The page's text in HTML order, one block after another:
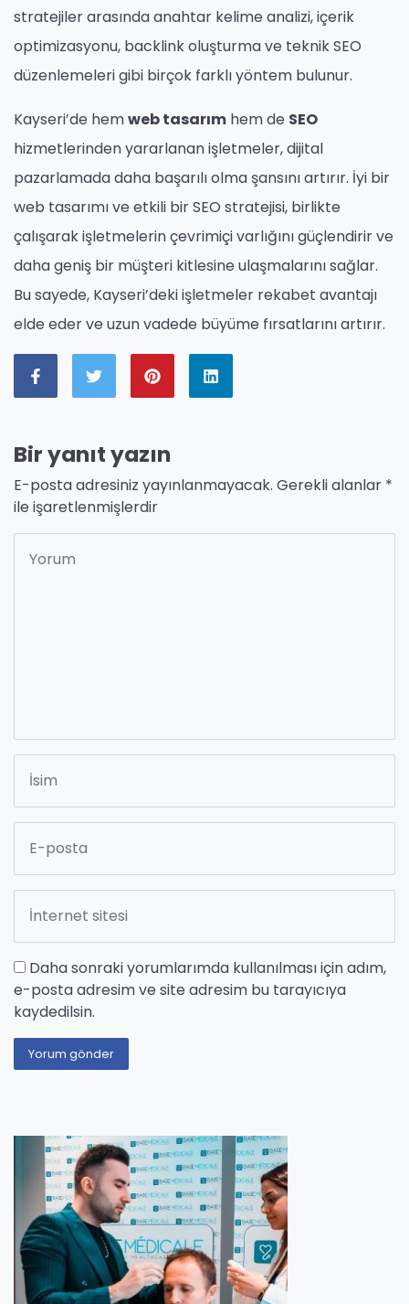
stratejiler arasında anahtar kelime analizi, içerik
optimizasyonu, backlink oluşturma ve teknik SEO
düzenlemeleri gibi birçok farklı yöntem bulunur.
Kayseri’de hemweb tasarım hem de SEO
hizmetlerinden yararlanan işletmeler, dijital
pazarlamada daha başarılı olma şansını artırır. İyi bir
web tasarımı ve etkili bir SEO stratejisi, birlikte
çalışarak işletmelerin çevrimiçi varlığını güçlendirir ve
daha geniş bir müşteri kitlesine ulaşmalarını sağlar.
Bu sayede, Kayseri’deki işletmeler rekabet avantajı
elde eder ve uzun vadede büyüme fırsatlarını artırır.
Bir yanıt yazın
E-posta adresiniz yayınlanmayacak. Gerekli alanlar *
ile işaretlenmişlerdir
Daha sonraki yorumlarımda kullanılması için adım,
e-posta adresim ve site adresim bu tarayıcıya
kaydedilsin.